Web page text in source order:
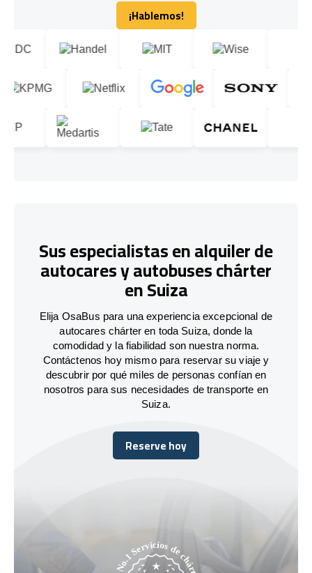
¡Hablemos!
¡Hablemos!
Sus especialistas en alquiler de
autocares y autobuses chárter
en Suiza
Elija OsaBus para una experiencia excepcional de
autocares chárter en toda Suiza, donde la
comodidad y la fiabilidad son nuestra norma.
Contáctenos hoy mismo para reservar su viaje y
descubrir por qué miles de personas confían en
nosotros para sus necesidades de transporte en
Suiza.
Reserve hoy
Reserve hoy